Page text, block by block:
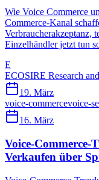
Wie Voice Commerce
Commerce-Kanal
Verbraucherakzeptanz,
Einzelhändler jetzt tun
E
ECOSIRE Research
19. März
voice-commercevoice-
16. März
Voice-Commerce-
Verkaufen über